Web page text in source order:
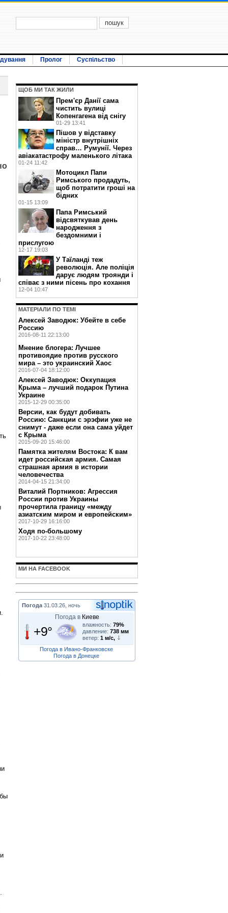
Пролог Суспільство
ЩОБ МИ ТАК ЖИЛИ
Прем'єр Данії сама
чистить вулиці
Копенгагена від снігу
01-29 13:41
Пішов у відставку
міністр внутрішніх
справ… Румунії. Через
авіакатастрофу маленького літака
01-24 11:42
Мотоцикл Папи
Римського продадуть,
щоб потратити гроші на
бідних
01-15 13:09
Папа Римський
відсвяткував день
народження з
бездомними і
прислугою
12-17 19:03
У Таїланді теж
революція. Але поліція
дарує людям троянди і
співає з ними пісень про кохання
12-04 10:47
МАТЕРIАЛИ ПО ТЕМI
Алексей Заводюк: Убейте в себе
Россию
2016-08-11 22:13:00
Мнение блогера: Лучшее
противоядие против русского
мира – это украинский Хаос
2016-07-04 18:12:00
Алексей Заводюк: Оккупация
Крыма – лучший подарок Путина
Украине
2015-12-29 00:35:00
Версии, как будут добивать
Россию: Санкции с эрэфии уже не
снимут - даже если она сама уйдет
с Крыма
2015-09-20 15:46:00
Памятка жителям Востока: К вам
идет российская армия. Самая
страшная армия в истории
человечества
2014-04-15 21:34:00
Виталий Портников: Агрессия
России против Украины
прочертила границу «между
азиатским миром и европейским»
2017-10-29 16:16:00
Ходя по-большому
2017-10-22 23:48:00
МИ НА FACEBOOK
Погода 31.03.26, ночь
Погода в Киеве
+9° влажность: 79%
давление: 738 мм
ветер: 1 м/с,
Погода в Ивано-Франковске
Погода в Донецке